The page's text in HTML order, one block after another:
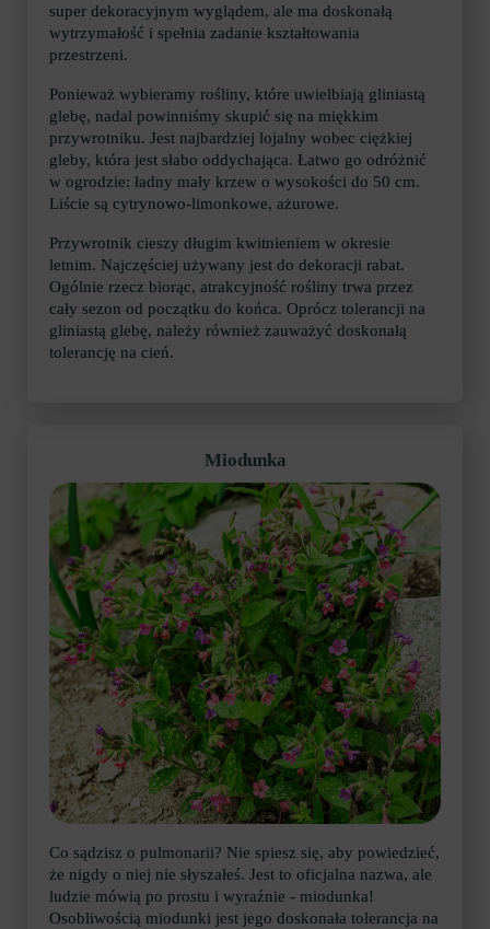
super dekoracyjnym wyglądem, ale ma doskonałą
wytrzymałość i spełnia zadanie kształtowania
przestrzeni.
Ponieważ wybieramy rośliny, które uwielbiają gliniastą
glebę, nadal powinniśmy skupić się na miękkim
przywrotniku. Jest najbardziej lojalny wobec ciężkiej
gleby, która jest słabo oddychająca. Łatwo go odróżnić
w ogrodzie: ładny mały krzew o wysokości do 50 cm.
Liście są cytrynowo-limonkowe, ażurowe.
Przywrotnik cieszy długim kwitnieniem w okresie
letnim. Najczęściej używany jest do dekoracji rabat.
Ogólnie rzecz biorąc, atrakcyjność rośliny trwa przez
cały sezon od początku do końca. Oprócz tolerancji na
gliniastą glebę, należy również zauważyć doskonałą
tolerancję na cień.
Miodunka
Co sądzisz o pulmonarii? Nie spiesz się, aby powiedzieć,
że nigdy o niej nie słyszałeś. Jest to oficjalna nazwa, ale
ludzie mówią po prostu i wyraźnie - miodunka!
Osobliwością miodunki jest jego doskonała tolerancja na